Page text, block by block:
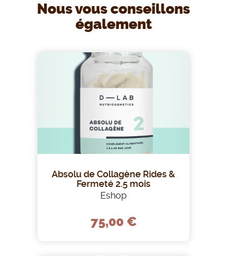
Nous vous conseillons
également
Absolu de Collagène Rides &
Fermeté 2.5 mois
Eshop
75,00 €